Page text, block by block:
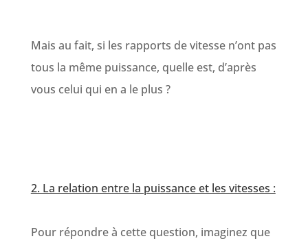
Mais au fait, si les rapports de vitesse n’ont pas
tous la même puissance, quelle est, d’après
vous celui qui en a le plus ?
2. La relation entre la puissance et les vitesses :
Pour répondre à cette question, imaginez que